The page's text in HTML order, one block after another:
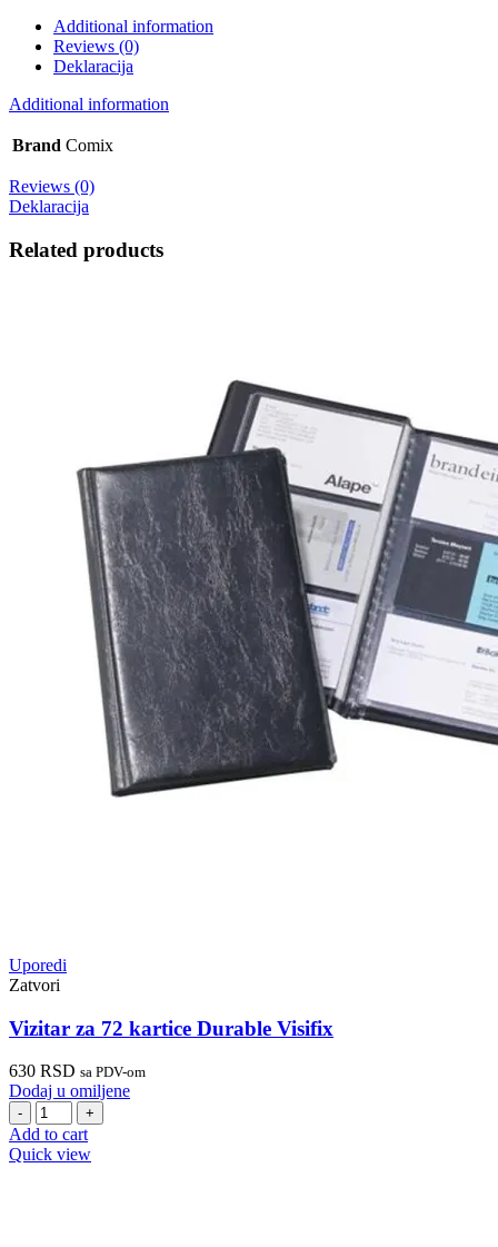
Additional information
Reviews (0)
Deklaracija
Additional information
Brand Comix
Reviews (0)
Deklaracija
Related products
Uporedi
Zatvori
Vizitar za 72 kartice Durable Visifix
630 RSD sa PDV-om
Dodaj u omiljene
Vizitar
za
72
Add to cart
Quick view